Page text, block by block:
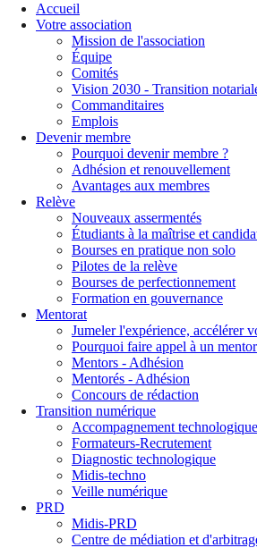
Accueil
Votre association
Mission de l'association
Équipe
Comités
Vision 2030 - Transition
Commanditaires
Emplois
Devenir membre
Pourquoi devenir membre ?
Adhésion et renouvellement
Avantages aux membres
Relève
Nouveaux assermentés
Étudiants à la maîtrise et
Bourses en pratique non solo
Pilotes de la relève
Bourses de perfectionnement
Formation en gouvernance
Mentorat
Jumeler l'expérience, accélérer
Pourquoi faire appel à un
Mentors - Adhésion
Mentorés - Adhésion
Concours de rédaction
Transition numérique
Accompagnement technologique
Formateurs-Recrutement
Diagnostic technologique
Midis-techno
Veille numérique
PRD
Midis-PRD
Centre de médiation et